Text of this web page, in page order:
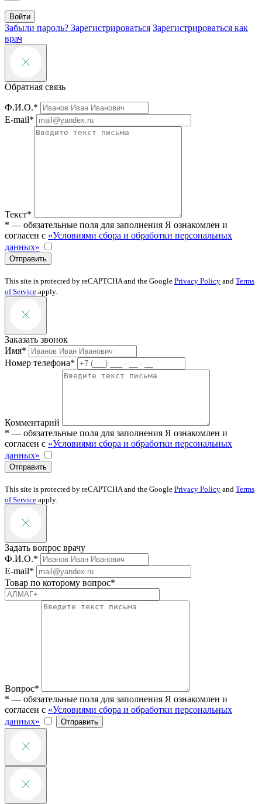
Войти
Забыли пароль? Зарегистрироваться Зарегистрироваться как
врач
Обратная связь
Ф.И.О.*
E-mail*
Текст*
* — обязательные поля для заполнения Я ознакомлен и
согласен с «Условиями сбора и обработки персональных
данных»
Отправить
This site is protected by reCAPTCHA and the Google Privacy Policy and Terms
of Service apply.
Заказать звонок
Имя*
Номер телефона*
Комментарий
* — обязательные поля для заполнения Я ознакомлен и
согласен с «Условиями сбора и обработки персональных
данных»
Отправить
This site is protected by reCAPTCHA and the Google Privacy Policy and Terms
of Service apply.
Задать вопрос врачу
Ф.И.О.*
E-mail*
Товар по которому вопрос*
Вопрос*
* — обязательные поля для заполнения Я ознакомлен и
согласен с «Условиями сбора и обработки персональных
данных»
Отправить